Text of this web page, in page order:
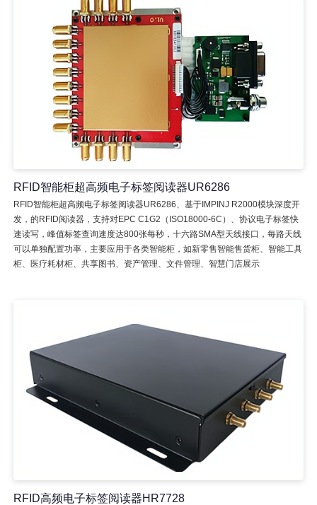
RFID智能柜超高频电子标签阅读器UR6286
RFID智能柜超高频电子标签阅读器UR6286、基于IMPINJ R2000模块深度开
发，的RFID阅读器，支持对EPC C1G2（ISO18000-6C）、协议电子标签快
速读写，峰值标签查询速度达800张每秒，十六路SMA型天线接口，每路天线
可以单独配置功率，主要应用于各类智能柜，如新零售智能售货柜、智能工具
柜、医疗耗材柜、共享图书、资产管理、文件管理、智慧门店展示
RFID高频电子标签阅读器HR7728